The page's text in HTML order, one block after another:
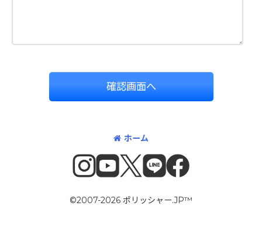
確認画面へ
ホーム
©2007-2026 ポリッシャー.JP™